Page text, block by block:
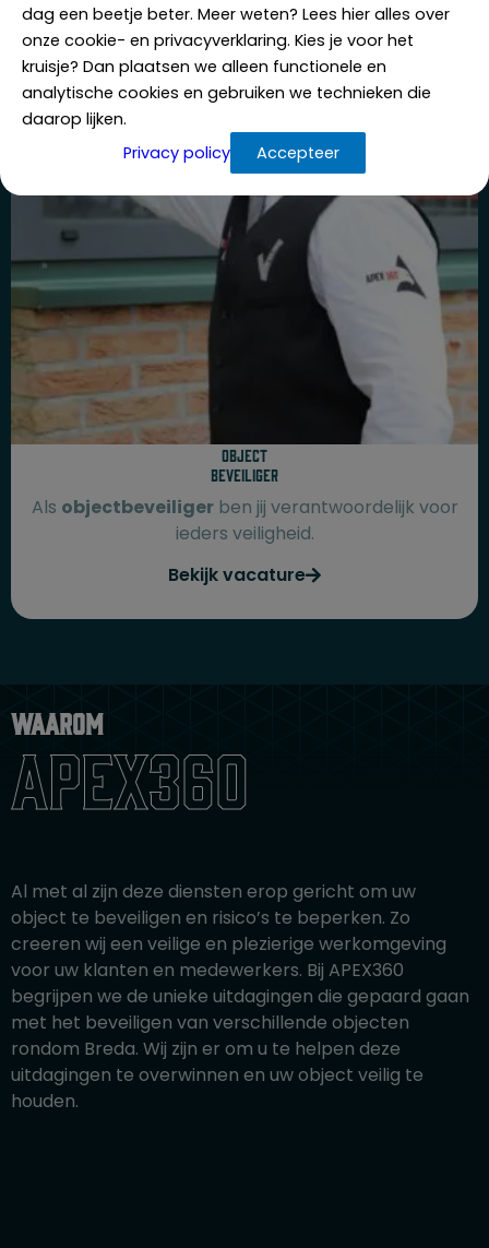
Object
beveiliger
Als objectbeveiligerben jij verantwoordelijk voor
ieders veiligheid.
Bekijk vacature
Waarom
apex360
Al met al zijn deze diensten erop gericht om uw
object te beveiligen en risico’s te beperken. Zo
creeren wij een veilige en plezierige werkomgeving
voor uw klanten en medewerkers. Bij APEX360
begrijpen we de unieke uitdagingen die gepaard gaan
met het beveiligen van verschillende objecten
rondom Breda. Wij zijn er om u te helpen deze
uitdagingen te overwinnen en uw object veilig te
houden.
dag een beetje beter. Meer weten? Lees hier alles over
onze cookie- en privacyverklaring. Kies je voor het
kruisje? Dan plaatsen we alleen functionele en
analytische cookies en gebruiken we technieken die
daarop lijken.
Privacy policy
Accepteer